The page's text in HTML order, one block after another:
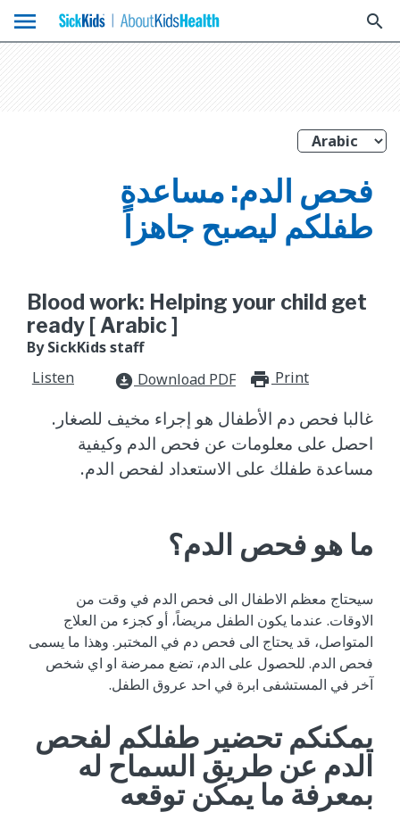
menu search
فحص الدم: مساعدة
طفلكم ليصبح جاهزاً
Blood work: Helping your child get
ready [ Arabic ]
By SickKids staff
Listen
download_for_offline Download PDF Print
غالبا فحص دم الأطفال هو إجراء مخيف للصغار.
احصل على معلومات عن فحص الدم وكيفية
مساعدة طفلك على الاستعداد لفحص الدم.
ما هو فحص الدم؟
سيحتاج معظم الاطفال الى فحص الدم في وقت من
الاوقات. عندما يكون الطفل مريضاً، أو كجزء من العلاج
المتواصل، قد يحتاج الى فحص دم في المختبر. وهذا ما يسمى
فحص الدم. للحصول على الدم، تضع ممرضة او اي شخص
آخر في المستشفى ابرة في احد عروق الطفل.
يمكنكم تحضير طفلكم لفحص
الدم عن طريق السماح له
بمعرفة ما يمكن توقعه